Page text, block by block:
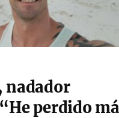
nadador
perdido